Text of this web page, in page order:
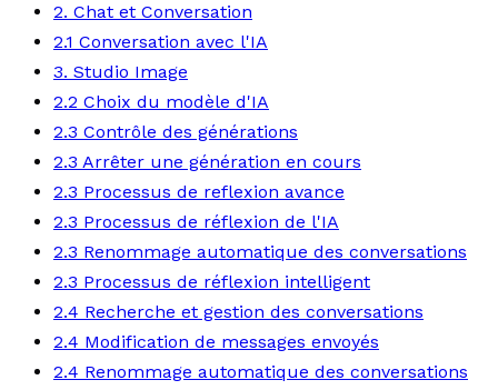
2. Chat et Conversation
2.1 Conversation avec l'IA
3. Studio Image
2.2 Choix du modèle d'IA
2.3 Contrôle des générations
2.3 Arrêter une génération en cours
2.3 Processus de reflexion avance
2.3 Processus de réflexion de l'IA
2.3 Renommage automatique des conversations
2.3 Processus de réflexion intelligent
2.4 Recherche et gestion des conversations
2.4 Modification de messages envoyés
2.4 Renommage automatique des conversations